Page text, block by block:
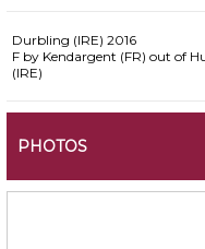
Durbling (IRE) 2016
F by Kendargent (FR) out of
(IRE)
PHOTOS